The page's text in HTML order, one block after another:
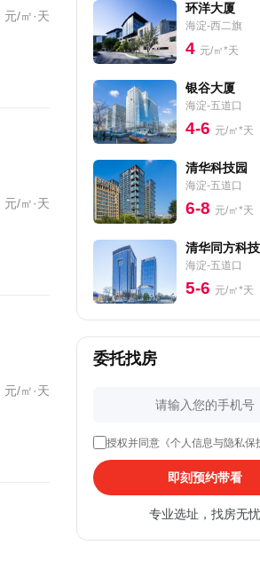
元/㎡·天
元/㎡·天
元/㎡·天
环洋大厦
海淀-西二旗
4 元/㎡*天
银谷大厦
海淀-五道口
4-6 元/㎡*天
清华科技园
海淀-五道口
6-8 元/㎡*天
清华同方科
海淀-五道口
5-6 元/㎡*天
委托找房
授权并同意《个人信息与隐私保
即刻预约带看
专业选址，找房无忧